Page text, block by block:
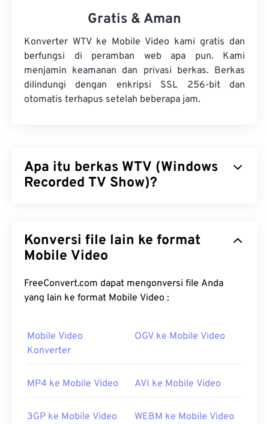
Gratis & Aman
Konverter WTV ke Mobile Video kami gratis dan
berfungsi di peramban web apa pun. Kami
menjamin keamanan dan privasi berkas. Berkas
dilindungi dengan enkripsi SSL 256-bit dan
otomatis terhapus setelah beberapa jam.
Apa itu berkas WTV (Windows
Recorded TV Show)?
dengan produk Microsoft. WTV adalah wadah
multimedia yang mengompresi video dengan
Layer IIatauDolby Digital AC-3. WTV mendukung
metadata danmanajemen hak digital (DRM)
Bagaimana cara membuka berkas
mendukung WTV. Meskipun demikian, sebaiknya
Konversi file lain ke format
Mobile Video
FreeConvert.com dapat mengonversi file Anda
yang lain ke format Mobile Video :
Mobile Video
Konverter
OGV ke Mobile Video
MP4 ke Mobile Video AVI ke Mobile Video
3GP ke Mobile Video WEBM ke Mobile Video